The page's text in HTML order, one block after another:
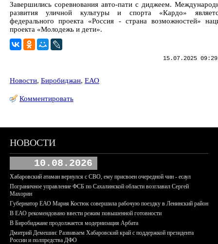
Завершились соревнования авто-пати с диджеем.
развития уличной культуры и спорта «Кардо»
федерального проекта «Россия - страна возможностей»
проекта «Молодежь и дети».
15.07.2025
Новости, Биробиджан, ЕАО
Комментировать
НОВОСТИ
10.08.2026
Хабаровский атаман вернулся с СВО, ему присвоен очередной чин - есаул
Пограничное управление ФСБ по Сахалинской области возглавил Сергей
Махорин
Губернатор ЕАО Мария Костюк совершила рабочую поездку в Ленинский район
В ЕАО рекомендовано ввести режим повышенной готовности
В Биробиджане продолжается модернизация Арбата
Дмитрий Демешин: Развиваем Хабаровский край с поддержкой президента
России и полпредства ДФО